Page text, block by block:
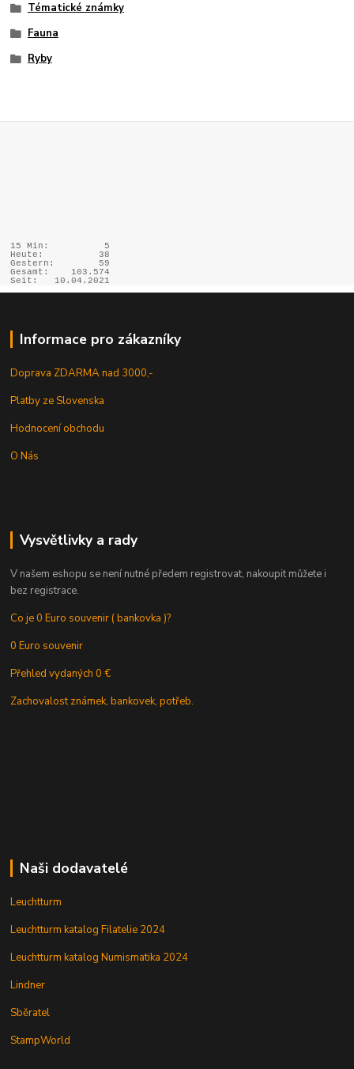
Tématické známky
Fauna
Ryby
15 Min:
5
Heute:
38
Gestern:
59
Gesamt:
103.574
Seit:
10.04.2021
Informace pro zákazníky
Doprava ZDARMA nad 3000,-
Platby ze Slovenska
Hodnocení obchodu
O Nás
Vysvětlivky a rady
V našem eshopu se není nutné předem registrovat, nakoupit můžete i
bez registrace.
Co je 0 Euro souvenir ( bankovka )?
0 Euro souvenir
Přehled vydaných 0 €
Zachovalost známek, bankovek, potřeb.
Naši dodavatelé
Leuchtturm
Leuchtturm katalog Filatelie 2024
Leuchtturm katalog Numismatika 2024
Lindner
Sběratel
StampWorld